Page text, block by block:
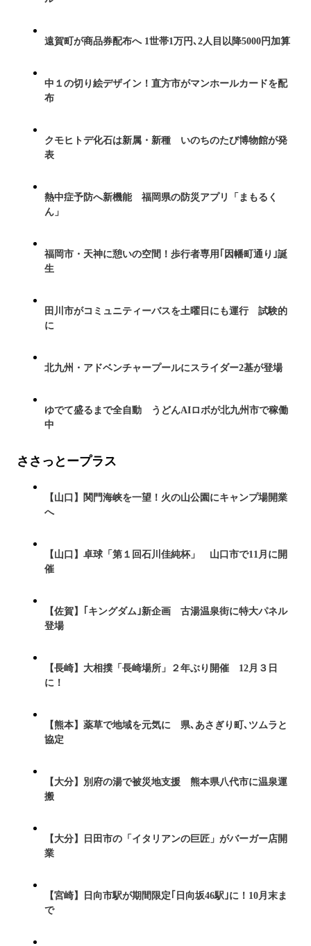
遠賀町が商品券配布へ 1世帯1万円､2人目以降5000円加算
中１の切り絵デザイン！直方市がマンホールカードを配
布
クモヒトデ化石は新属・新種 いのちのたび博物館が発
表
熱中症予防へ新機能 福岡県の防災アプリ「まもるく
ん」
福岡市・天神に憩いの空間！歩行者専用｢因幡町通り｣誕
生
田川市がコミュニティーバスを土曜日にも運行 試験的
に
北九州・アドベンチャープールにスライダー2基が登場
ゆでて盛るまで全自動 うどんAIロボが北九州市で稼働
中
ささっとープラス
【山口】関門海峡を一望！火の山公園にキャンプ場開業
へ
【山口】卓球「第１回石川佳純杯」 山口市で11月に開
催
【佐賀】｢キングダム｣新企画 古湯温泉街に特大パネル
登場
【長崎】大相撲「長崎場所」２年ぶり開催 12月３日
に！
【熊本】薬草で地域を元気に 県､あさぎり町､ツムラと
協定
【大分】別府の湯で被災地支援 熊本県八代市に温泉運
搬
【大分】日田市の「イタリアンの巨匠」がバーガー店開
業
【宮崎】日向市駅が期間限定｢日向坂46駅｣に！10月末ま
で